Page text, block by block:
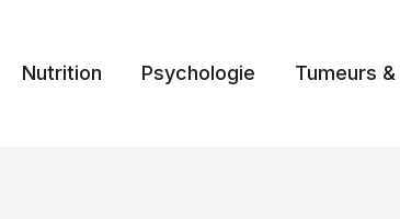
Nutrition Psychologie Tumeurs